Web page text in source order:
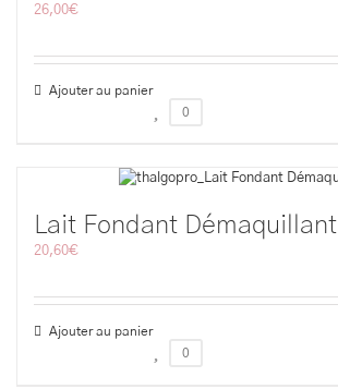
26,00€
Ajouter au panier
0
Lait Fondant Démaquillant
20,60€
Ajouter au panier
0